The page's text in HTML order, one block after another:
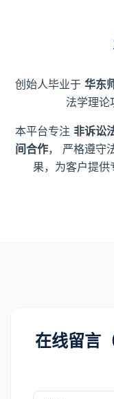
创始人毕业于 华东
法学理论
本平台专注 非诉讼
间合作， 严格遵守
果，为客户提供
在线留言